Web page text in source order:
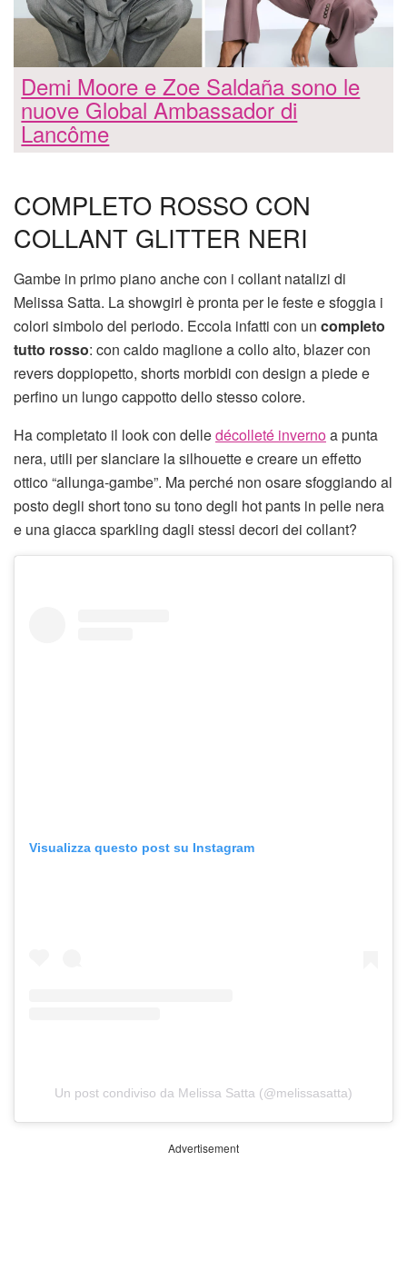
Demi Moore e Zoe Saldaña sono le
nuove Global Ambassador di
Lancôme
COMPLETO ROSSO CON
COLLANT GLITTER NERI
Gambe in primo piano anche con i collant natalizi di
Melissa Satta. La showgirl è pronta per le feste e sfoggia i
colori simbolo del periodo. Eccola infatti con un completo
tutto rosso: con caldo maglione a collo alto, blazer con
revers doppiopetto, shorts morbidi con design a piede e
perfino un lungo cappotto dello stesso colore.
Ha completato il look con delledécolleté invernoa punta
nera, utili per slanciare la silhouette e creare un effetto
ottico “allunga-gambe”. Ma perché non osare sfoggiando al
posto degli short tono su tono degli hot pants in pelle nera
e una giacca sparkling dagli stessi decori dei collant?
Visualizza questo post su Instagram
Un post condiviso da Melissa Satta (@melissasatta)
Advertisement